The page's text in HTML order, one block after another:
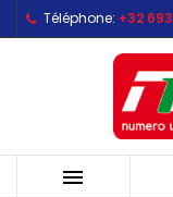
Téléphone: +32

Mes
Créer une
Créer
Nom de la liste
Vous devez
à votre liste